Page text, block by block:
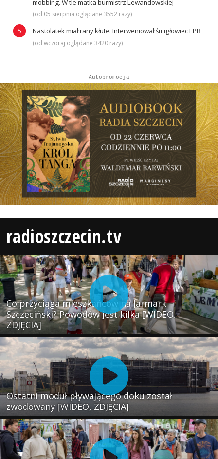
mobbing. W tle matka burmistrz Lewandowskiej
(od 05 sierpnia oglądane 3552 razy)
Nastolatek miał rany kłute. Interweniował śmigłowiec LPR
(od wczoraj oglądane 3420 razy)
Autopromocja
radioszczecin.tv
Co przyciąga mieszkańców na Jarmark
Szczeciński? Powodów jest kilka [WIDEO,
ZDJĘCIA]
Ostatni moduł pływającego doku został
zwodowany [WIDEO, ZDJĘCIA]